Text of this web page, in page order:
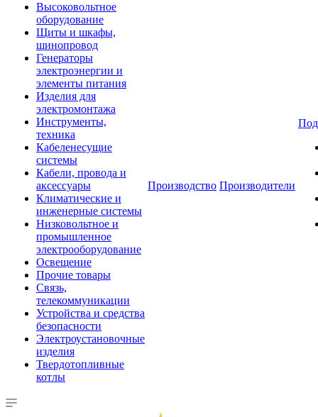
Высоковольтное
оборудование
Щиты и шкафы,
шинопровод
Генераторы
электроэнергии и
элементы питания
Изделия для
электромонтажа
Инструменты,
техника
Кабеленесущие
системы
Кабели, провода и
аксессуары
Климатические и
инженерные системы
Низковольтное и
промышленное
электрооборудование
Освещение
Прочие товары
Связь,
телекоммуникации
Устройства и средства
безопасности
Электроустановочные
изделия
Твердотопливные
котлы
Производство Производители